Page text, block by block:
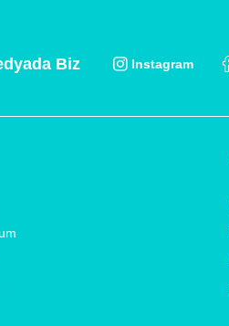
Biz Instagram